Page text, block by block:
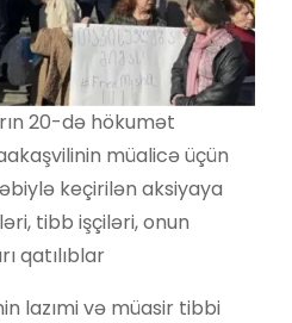
20-də hökumət
müalicə üçün
keçirilən aksiyaya
tibb işçiləri, onun
qatılıblar
lazımi və müasir tibbi